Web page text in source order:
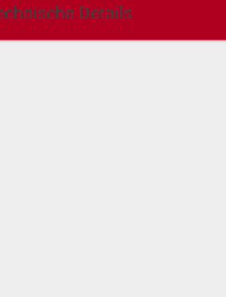
Details